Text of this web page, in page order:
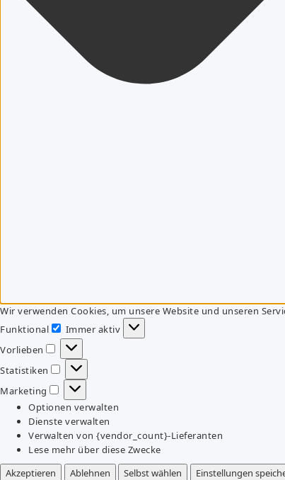
Wir verwenden Cookies, um unsere Website und unseren
Funktional
Funktional
Immer aktiv
Vorlieben
Vorlieben
Statistiken
Statistiken
Marketing
Marketing
Optionen verwalten
Dienste verwalten
Verwalten von {vendor_count}-Lieferanten
Lese mehr über diese Zwecke
Akzeptieren
Ablehnen Selbst wählen Einstellungen